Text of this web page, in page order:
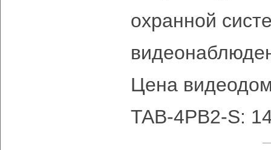
охранной
Цена
TAB-4PB2-S: